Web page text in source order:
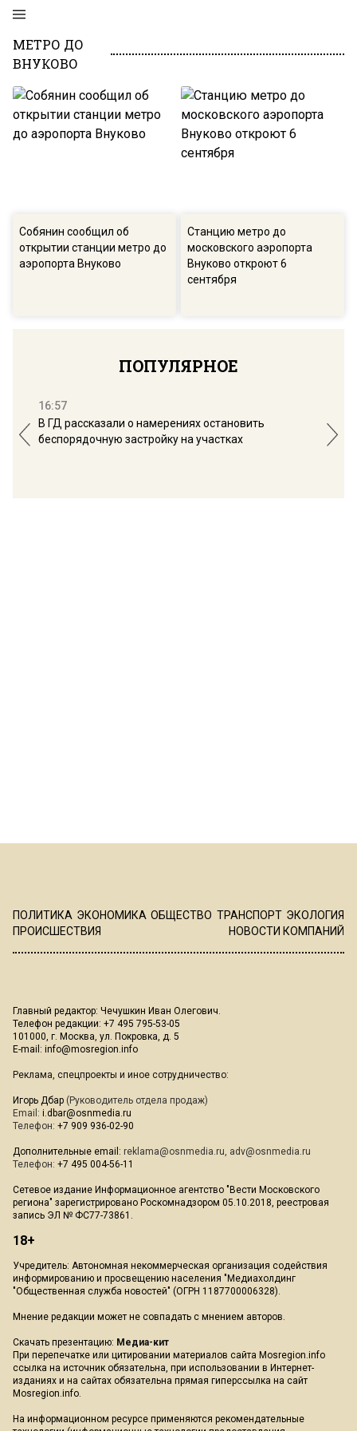
МЕТРО ДО
ВНУКОВО
Собянин сообщил об
открытии станции метро до
аэропорта Внуково
Станцию метро до
московского аэропорта
Внуково откроют 6
сентября
ПОПУЛЯРНОЕ
16:57
В ГД рассказали о намерениях остановить
беспорядочную застройку на участках
ПОЛИТИКА ЭКОНОМИКА ОБЩЕСТВО ТРАНСПОРТ ЭКОЛОГИЯ
ПРОИСШЕСТВИЯ
НОВОСТИ КОМПАНИЙ
Главный редактор: Чечушкин Иван Олегович.
Телефон редакции: +7 495 795-53-05
101000, г. Москва, ул. Покровка, д. 5
E-mail: info@mosregion.info
Реклама, спецпроекты и иное сотрудничество:
Игорь Дбар (Руководитель отдела продаж)
Email: i.dbar@osnmedia.ru
Телефон: +7 909 936-02-90
Дополнительные email: reklama@osnmedia.ru, adv@osnmedia.ru
Телефон: +7 495 004-56-11
Сетевое издание Информационное агентство "Вести Московского
региона" зарегистрировано Роскомнадзором 05.10.2018, реестровая
запись ЭЛ № ФС77-73861.
18+
Учредитель: Автономная некоммерческая организация содействия
информированию и просвещению населения "Медиахолдинг
"Общественная служба новостей" (ОГРН 1187700006328).
Мнение редакции может не совпадать с мнением авторов.
Скачать презентацию: Медиа-кит
При перепечатке или цитировании материалов сайта Mosregion.info
ссылка на источник обязательна, при использовании в Интернет-
изданиях и на сайтах обязательна прямая гиперссылка на сайт
Mosregion.info.
На информационном ресурсе применяются рекомендательные